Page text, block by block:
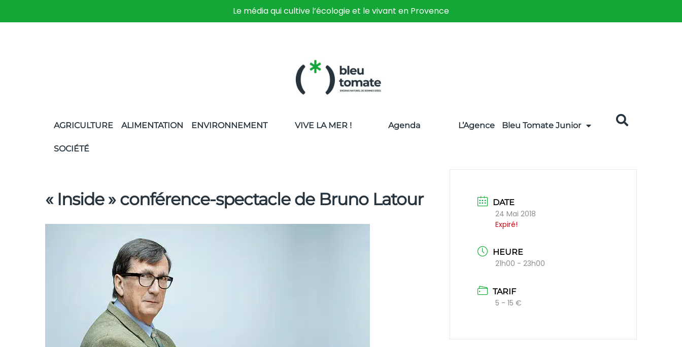
Le média qui cultive l’écologie et le vivant en Provence
AGRICULTURE ALIMENTATION ENVIRONNEMENT
SOCIÉTÉ
VIVE LA MER ! Agenda L’Agence Bleu Tomate Junior
« Inside » conférence-spectacle de Bruno Latour DATE
24 Mai 2018
Expiré!
HEURE
21h00 - 23h00
TARIF
5 - 15 €